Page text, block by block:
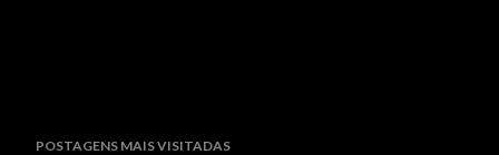
POSTAGENS MAIS VISITADAS